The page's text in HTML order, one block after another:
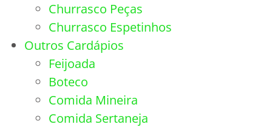
Churrasco Peças
Churrasco Espetinhos
Outros Cardápios
Feijoada
Boteco
Comida Mineira
Comida Sertaneja